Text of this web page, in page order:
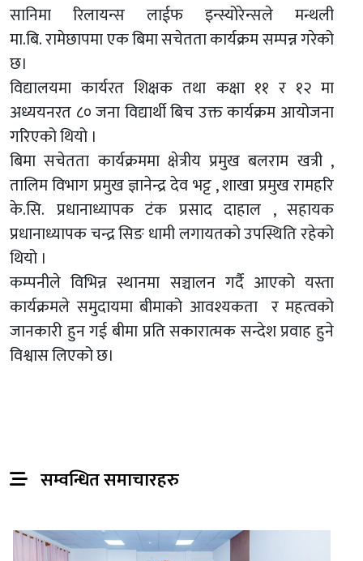
सानिमा रिलायन्स लाईफ इन्स्योरेन्सले मन्थली
मा.बि. रामेछापमा एक बिमा सचेतता कार्यक्रम सम्पन्न गरेको
छ।
विद्यालयमा कार्यरत शिक्षक तथा कक्षा ११ र १२ मा
अध्ययनरत ८० जना विद्यार्थी बिच उक्त कार्यक्रम आयोजना
गरिएको थियो ।
बिमा सचेतता कार्यक्रममा क्षेत्रीय प्रमुख बलराम खत्री ,
तालिम विभाग प्रमुख ज्ञानेन्द्र देव भट्ट , शाखा प्रमुख रामहरि
के.सि. प्रधानाध्यापक टंक प्रसाद दाहाल , सहायक
प्रधानाध्यापक चन्द्र सिङ धामी लगायतको उपस्थिति रहेको
थियो ।
कम्पनीले विभिन्न स्थानमा सञ्चालन गर्दै आएको यस्ता
कार्यक्रमले समुदायमा बीमाको आवश्यकता र महत्वको
जानकारी हुन गई बीमा प्रति सकारात्मक सन्देश प्रवाह हुने
विश्वास लिएको छ।
सम्वन्धित समाचारहरु